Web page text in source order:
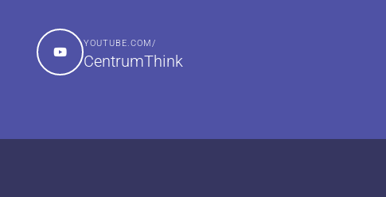
YOUTUBE.COM/
CentrumThink